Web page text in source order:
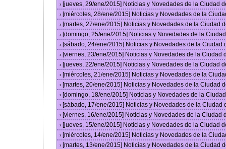
› [jueves, 29/ene/2015] Noticias y Novedades de la Ciudad
› [miércoles, 28/ene/2015] Noticias y Novedades de la
› [martes, 27/ene/2015] Noticias y Novedades de la Ciudad
› [domingo, 25/ene/2015] Noticias y Novedades de la
› [sábado, 24/ene/2015] Noticias y Novedades de la Ciudad
› [viernes, 23/ene/2015] Noticias y Novedades de la Ciudad
› [jueves, 22/ene/2015] Noticias y Novedades de la Ciudad
› [miércoles, 21/ene/2015] Noticias y Novedades de la
› [martes, 20/ene/2015] Noticias y Novedades de la Ciudad
› [domingo, 18/ene/2015] Noticias y Novedades de la
› [sábado, 17/ene/2015] Noticias y Novedades de la Ciudad
› [viernes, 16/ene/2015] Noticias y Novedades de la Ciudad
› [jueves, 15/ene/2015] Noticias y Novedades de la Ciudad
› [miércoles, 14/ene/2015] Noticias y Novedades de la
› [martes, 13/ene/2015] Noticias y Novedades de la Ciudad